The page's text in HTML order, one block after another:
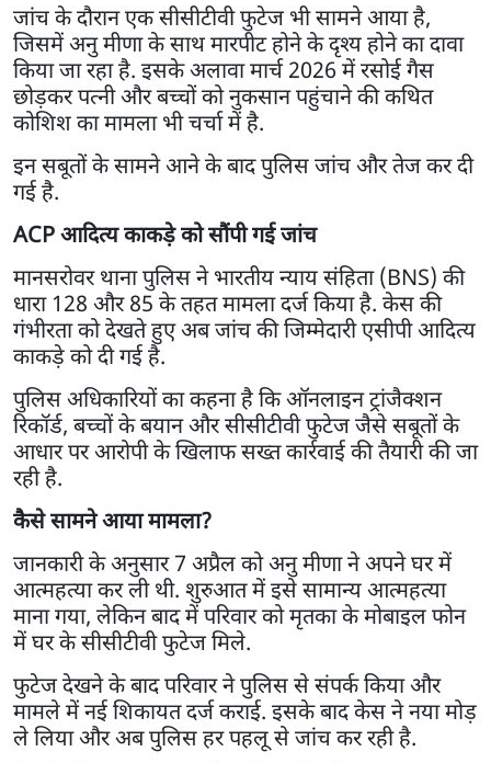
जांच के दौरान एक सीसीटीवी फुटेज भी सामने आया है,
जिसमें अनु मीणा के साथ मारपीट होने के दृश्य होने का दावा
किया जा रहा है. इसके अलावा मार्च 2026 में रसोई गैस
छोड़कर पत्नी और बच्चों को नुकसान पहुंचाने की कथित
कोशिश का मामला भी चर्चा में है.
इन सबूतों के सामने आने के बाद पुलिस जांच और तेज कर दी
गई है.
ACP आदित्य काकड़े को सौंपी गई जांच
मानसरोवर थाना पुलिस ने भारतीय न्याय संहिता (BNS) की
धारा 128 और 85 के तहत मामला दर्ज किया है. केस की
गंभीरता को देखते हुए अब जांच की जिम्मेदारी एसीपी आदित्य
काकड़े को दी गई है.
पुलिस अधिकारियों का कहना है कि ऑनलाइन ट्रांजैक्शन
रिकॉर्ड, बच्चों के बयान और सीसीटीवी फुटेज जैसे सबूतों के
आधार पर आरोपी के खिलाफ सख्त कार्रवाई की तैयारी की जा
रही है.
कैसे सामने आया मामला?
जानकारी के अनुसार 7 अप्रैल को अनु मीणा ने अपने घर में
आत्महत्या कर ली थी. शुरुआत में इसे सामान्य आत्महत्या
माना गया, लेकिन बाद में परिवार को मृतका के मोबाइल फोन
में घर के सीसीटीवी फुटेज मिले.
फुटेज देखने के बाद परिवार ने पुलिस से संपर्क किया और
मामले में नई शिकायत दर्ज कराई. इसके बाद केस ने नया मोड़
ले लिया और अब पुलिस हर पहलू से जांच कर रही है.